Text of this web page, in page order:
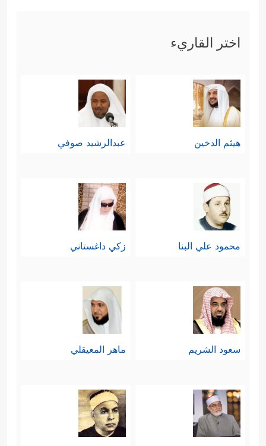
اختر القاريء
هيثم الدخين عبدالرشيد صوفي
محمود علي البنا زكي داغستاني
سعود الشريم ماهر المعيقلي